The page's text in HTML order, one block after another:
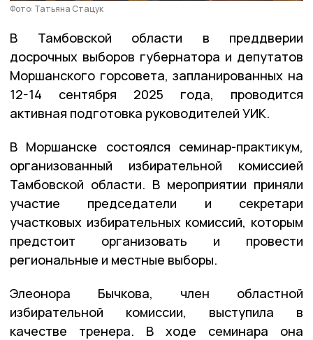
Фото: Татьяна Стацук
В Тамбовской области в преддверии
досрочных выборов губернатора и депутатов
Моршанского горсовета, запланированных на
12-14 сентября 2025 года, проводится
активная подготовка руководителей УИК.
В Моршанске состоялся семинар-практикум,
организованный избирательной комиссией
Тамбовской области. В мероприятии приняли
участие председатели и секретари
участковых избирательных комиссий, которым
предстоит организовать и провести
региональные и местные выборы.
Элеонора Бычкова, член областной
избирательной комиссии, выступила в
качестве тренера. В ходе семинара она